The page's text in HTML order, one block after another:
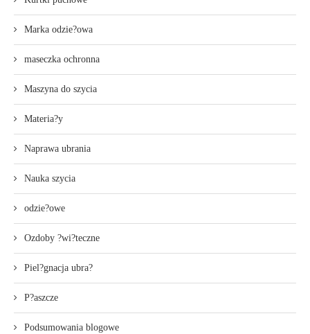
Marka odzie?owa
maseczka ochronna
Maszyna do szycia
Materia?y
Naprawa ubrania
Nauka szycia
odzie?owe
Ozdoby ?wi?teczne
Piel?gnacja ubra?
P?aszcze
Podsumowania blogowe